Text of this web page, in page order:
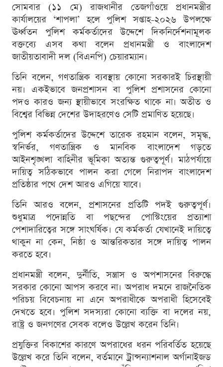
সোমবার (১১ মে) রাজধানীর তেজগাঁওয়ে প্রধানমন্ত্রীর
কার্যালয়ের ‘শাপলা’ হলে পুলিশ সপ্তাহ-২০২৬ উপলক্ষে
ঊর্ধ্বতন পুলিশ কর্মকর্তাদের উদ্দেশে দিকনির্দেশনামূলক
বক্তব্যে এসব কথা বলেন প্রধানমন্ত্রী ও বাংলাদেশ
জাতীয়তাবাদী দল (বিএনপি) চেয়ারম্যান।
তিনি বলেন, গণতান্ত্রিক ব্যবস্থায় কোনো সরকারই চিরস্থায়ী
নয়। একইভাবে জনপ্রশাসন বা পুলিশ প্রশাসনের কোনো
পদও কারও জন্য স্থায়ীভাবে সংরক্ষিত থাকে না। অতীত ও
বিশ্বের বিভিন্ন দেশের উদাহরণেও সেটি প্রমাণিত হয়েছে।
পুলিশ কর্মকর্তাদের উদ্দেশে তারেক রহমান বলেন, সমৃদ্ধ,
স্বনির্ভর, গণতান্ত্রিক ও মানবিক বাংলাদেশ গড়তে
আইনশৃঙ্খলা বাহিনীর ভূমিকা অত্যন্ত গুরুত্বপূর্ণ। মাঠপর্যায়ে
দায়িত্ব সঠিকভাবে পালন করা গেলে নিরাপদ বাংলাদেশ
প্রতিষ্ঠার পথে দেশ আরও এগিয়ে যাবে।
তিনি আরও বলেন, প্রশাসনের প্রতিটি পদই গুরুত্বপূর্ণ।
শুধুমাত্র পদোন্নতি বা পছন্দের পোস্টিংয়ের প্রত্যাশা
পেশাদারিত্বের সঙ্গে সাংঘর্ষিক। যে কর্মকর্তা যেখানেই দায়িত্বে
থাকুন না কেন, নিষ্ঠা ও আন্তরিকতার সঙ্গে দায়িত্ব পালন
করতে হবে।
প্রধানমন্ত্রী বলেন, দুর্নীতি, সন্ত্রাস ও অপশাসনের বিরুদ্ধে
সরকার কোনো আপস করবে না। অপরাধ দমনে রাজনৈতিক
পরিচয় বিবেচনায় না এনে অপরাধীকে অপরাধী হিসেবেই
দেখতে হবে। পুলিশ সদস্যরা কোনো ব্যক্তি বা দলের নয়,
রাষ্ট্র ও জনগণের সেবক বলেও উল্লেখ করেন তিনি।
প্রযুক্তির বিকাশের কারণে অপরাধের ধরন পরিবর্তিত হয়েছে
উল্লেখ করে তিনি বলেন, বর্তমানে ট্রান্সন্যাশনাল অর্গানাইজড